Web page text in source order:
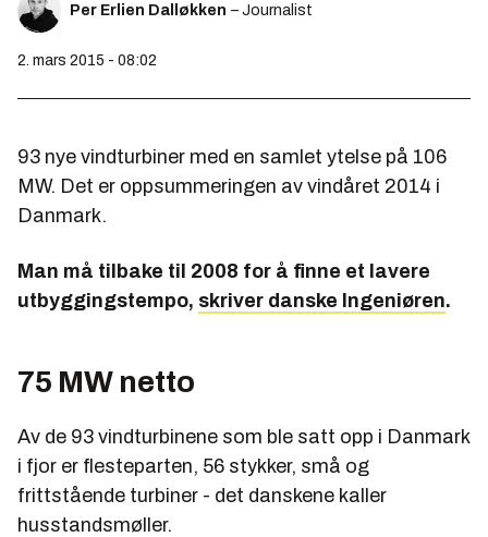
Per Erlien Dalløkken – Journalist
2. mars 2015 - 08:02
93 nye vindturbiner med en samlet ytelse på 106
MW. Det er oppsummeringen av vindåret 2014 i
Danmark.
Man må tilbake til 2008 for å finne et lavere
utbyggingstempo, skriver danske Ingeniøren.
75 MW netto
Av de 93 vindturbinene som ble satt opp i Danmark
i fjor er flesteparten, 56 stykker, små og
frittstående turbiner - det danskene kaller
husstandsmøller.